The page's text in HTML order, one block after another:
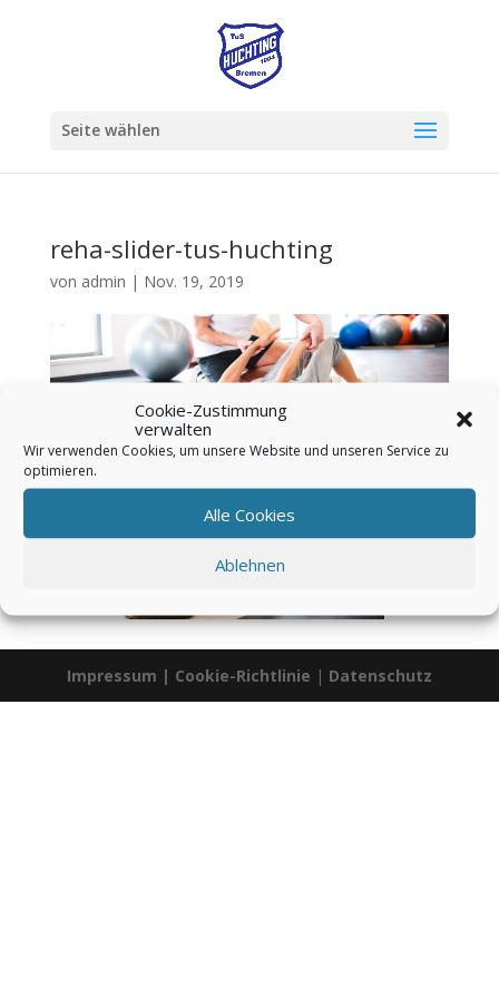
Cookie-Zustimmung
verwalten
Wir verwenden Cookies, um unsere Website und unseren Service zu
optimieren.
Alle Cookies
Ablehnen
Seite wählen
reha-slider-tus-huchting
von admin | Nov. 19, 2019
Impressum | Cookie-Richtlinie | Datenschutz